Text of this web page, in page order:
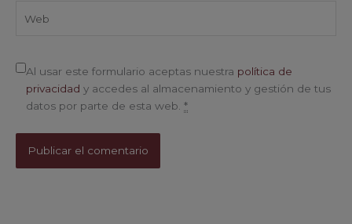
Al usar este formulario aceptas nuestra política de
privacidad y accedes al almacenamiento y gestión de tus
datos por parte de esta web. *